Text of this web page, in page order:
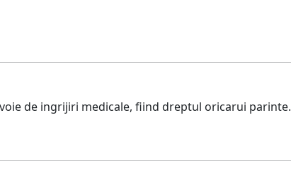
de ingrijiri medicale, fiind dreptul oricarui parinte.